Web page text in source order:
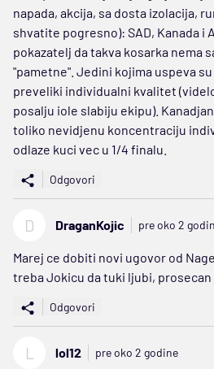
napada, akcija, sa dosta izolacija,
shvatite pogresno): SAD, Kanada i
pokazatelj da takva kosarka nema
"pametne". Jedini kojima uspeva
preveliki individualni kvalitet
posalju iole slabiju ekipu).
toliko nevidjenu koncentraciju
odlaze kuci vec u 1/4 finalu.
Odgovori
D DraganKojic pre oko 2
Marej ce dobiti novi ugovor od
treba Jokicu da tuki ljubi, prosecan
Odgovori
L lol12 pre oko 2 godine